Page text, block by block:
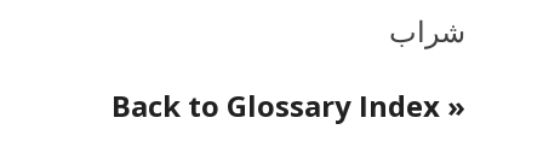
شراب
« Back to Glossary Index